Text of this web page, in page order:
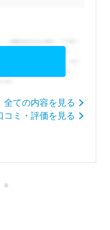
全ての内容を見る
コミ・評価を見る